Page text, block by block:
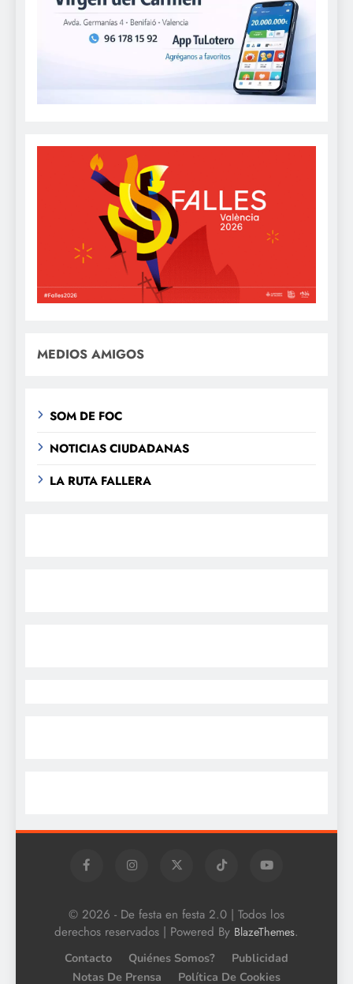
MEDIOS AMIGOS
SOM DE FOC
NOTICIAS CIUDADANAS
LA RUTA FALLERA
© 2026 - De festa en festa 2.0 | Todos los
derechos reservados | Powered By BlazeThemes.
Contacto Quiénes Somos?
Publicidad
Notas De Prensa
Política De Cookies